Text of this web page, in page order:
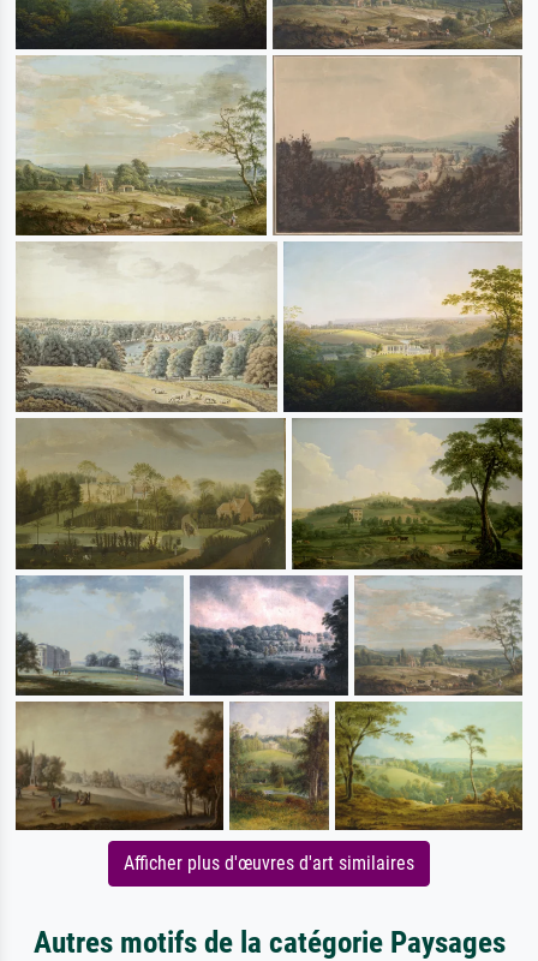
Afficher plus d'œuvres d'art similaires
Autres motifs de la catégorie Paysages